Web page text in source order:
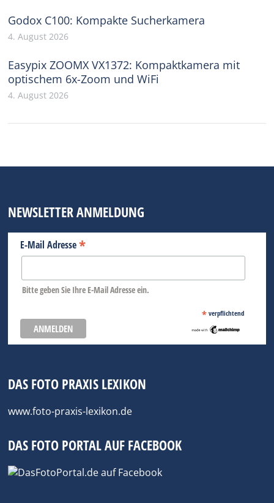
Godox C100: Kompakte Sucherkamera
4. August 2026
Easypix ZOOMX VX1372: Kompaktkamera mit
optischem 6x-Zoom und WiFi
4. August 2026
NEWSLETTER ANMELDUNG
E-Mail Adresse*
Bitte geben Sie Ihre E-Mail Adresse ein.
* verpflichtend
DAS FOTO PRAXIS LEXIKON
www.foto-praxis-lexikon.de
DAS FOTO PORTAL AUF FACEBOOK